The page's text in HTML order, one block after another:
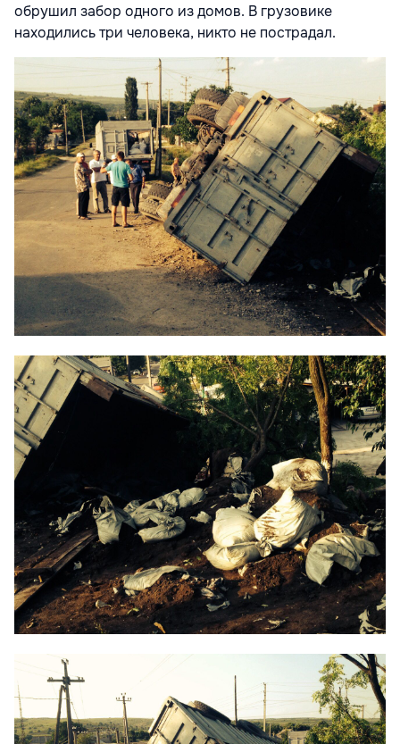
обрушил забор одного из домов. В грузовике
находились три человека, никто не пострадал.